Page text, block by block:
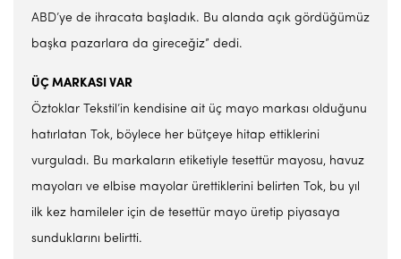
ABD’ye de ihracata başladık. Bu alanda açık gördüğümüz
başka pazarlara da gireceğiz” dedi.
ÜÇ MARKASI VAR
Öztoklar Tekstil’in kendisine ait üç mayo markası olduğunu
hatırlatan Tok, böylece her bütçeye hitap ettiklerini
vurguladı. Bu markaların etiketiyle tesettür mayosu, havuz
mayoları ve elbise mayolar ürettiklerini belirten Tok, bu yıl
ilk kez hamileler için de tesettür mayo üretip piyasaya
sunduklarını belirtti.